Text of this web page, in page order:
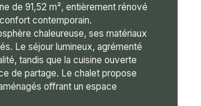
de 91,52 m², entièrement rénové
contemporain.
chaleureuse, ses matériaux
Le séjour lumineux, agrémenté
tandis que la cuisine ouverte
de partage. Le chalet propose
offrant un espace